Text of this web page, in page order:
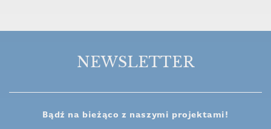
NEWSLETTER
Bądź na bieżąco z naszymi projektami!